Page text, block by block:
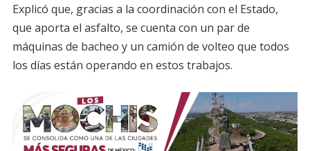
Explicó que, gracias a la coordinación con el Estado,
que aporta el asfalto, se cuenta con un par de
máquinas de bacheo y un camión de volteo que todos
los días están operando en estos trabajos.